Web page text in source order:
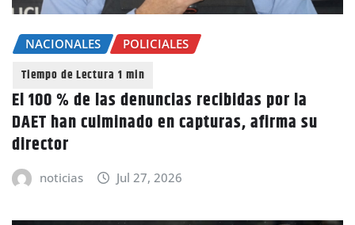
NACIONALES POLICIALES
El 100 % de las denuncias recibidas por la
DAET han culminado en capturas, afirma su
director
noticias Jul 27, 2026